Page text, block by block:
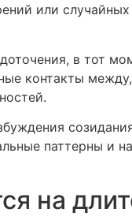
или
в тот
контакты
паттерны и
на